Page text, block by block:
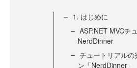
1. はじめに
ASP.NET MVCチ
NerdDinner
チュートリアルの
ン「NerdDinner」